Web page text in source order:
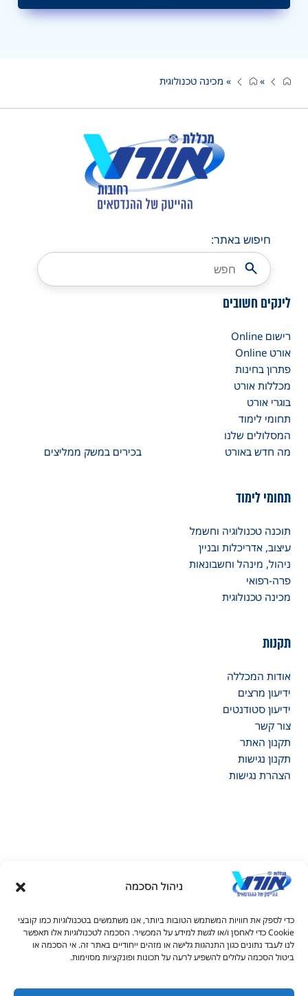
ניהול הסכמה
כדי לספק את חוויות המשתמש הטובות ביותר, אנו משתמשים בטכנולוגיות כמו קובצי
Cookie כדי לאחסן ו/או לגשת למידע על המכשיר. הסכמה לטכנולוגיות אלו תאפשר
לנו לעבד נתונים כגון התנהגות גלישה או מזהים ייחודיים באתר זה. אי הסכמה או
ביטול הסכמה עלולים להשפיע לרעה על תכונות ופונקציות מסוימות.
»
» מכינה טכנולוגית
חיפוש באתר:
לינקים חשובים
רישום Online
אורט Online
פתרון בחינות
מכללות אורט
בוגרי אורט
תחומי לימוד
המסלולים שלנו
מה חדש באורט
בכירים במשק ממליצים
תחומי לימוד
תוכנה טכנולוגיה וחשמל
עיצוב, אדריכלות ובניין
ניהול, מינהל וחשבונאות
פרה-רפואי
מכינה טכנולוגית
תקנות
אודות המכללה
ידיעון מרצים
ידיעון סטודנטים
צור קשר
תקנון האתר
תקנון נגישות
הצהרת נגישות
© כל הזכויות שמורות למכללות אורט 2026
info.rc@admin.ort.org.il
1-700-502-602
טקסט
טקסט